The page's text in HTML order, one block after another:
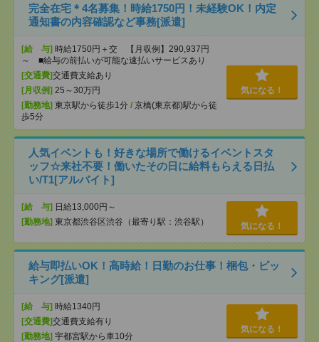
完全在宅＊4名募集！時給1750円！未経験OK！内定
通知書の内容確認など事務[派遣]
[給 与] 時給1750円＋交 【月収例】290,937円
～ ■給与の前払いが可能な速払いサービスあり
[交通費]交通費支給あり
[月収例] 25～30万円
[勤務地] 東京駅から徒歩1分 / 京橋(東京都)駅から徒
歩5分
気になる！
人気イベントも！好きな場所で働けるイベントスタ
ッフ☆来社不要！働いたその日に給料もらえる日払
い/T1[アルバイト]
[給 与] 日給13,000円～
[勤務地] 東京都渋谷区渋谷（最寄り駅：渋谷駅） 気になる！
給与即払いOK！高時給！日勤のお仕事！梱包・ピッ
キング[派遣]
[給 与] 時給1340円
[交通費]交通費支給有り
[勤務地] 宇都宮駅から車10分
気になる！